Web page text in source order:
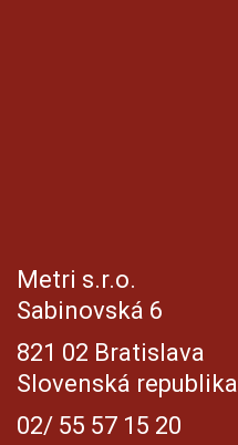
Metri s.r.o.
Sabinovská 6
821 02 Bratislava
Slovenská republika
02/ 55 57 15 20